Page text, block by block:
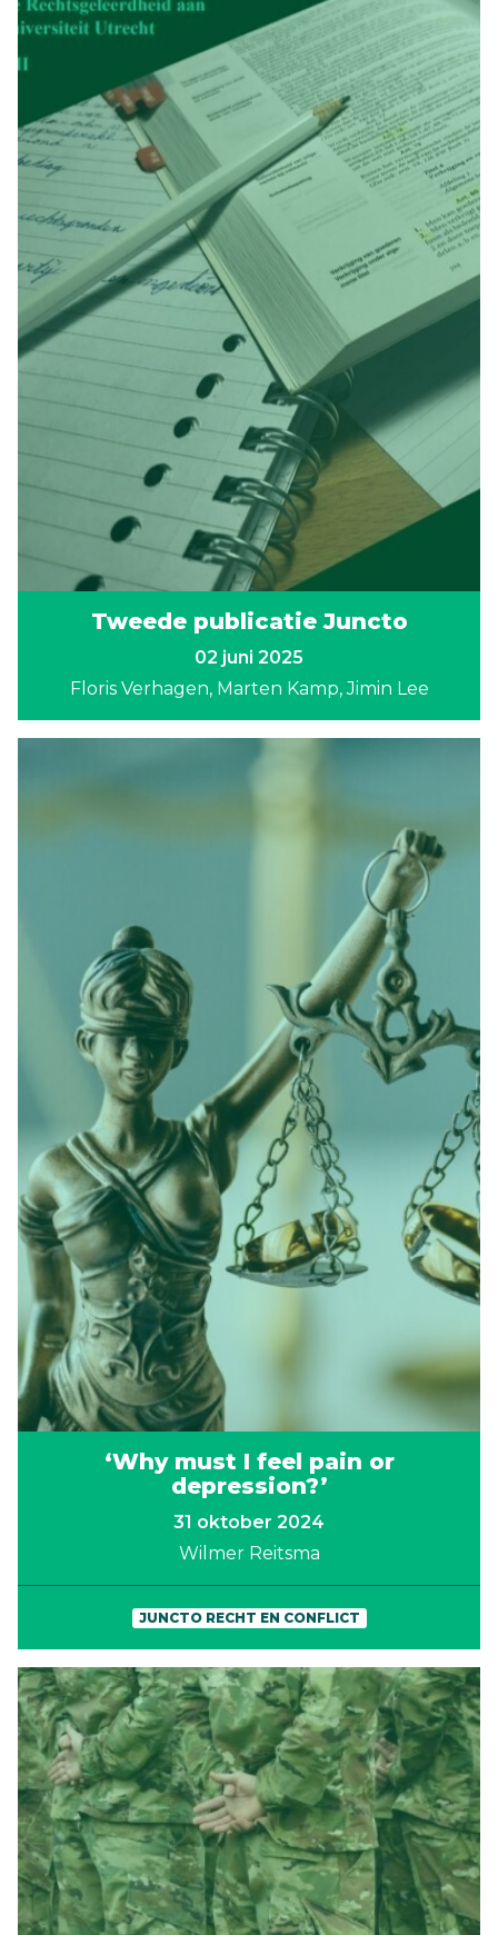
Tweede publicatie Juncto
02 juni 2025
Floris Verhagen Marten Kamp Jimin Lee
‘Why must I feel pain or
depression?’
31 oktober 2024
Wilmer Reitsma
JUNCTO RECHT EN CONFLICT